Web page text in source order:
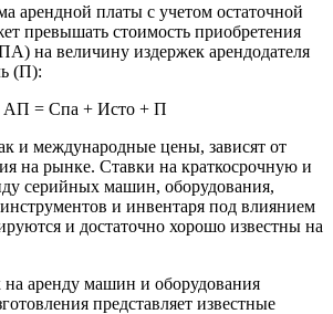
арендной платы с учетом остаточной
превышать стоимость приобретения
на величину издержек арендодателя
(П):
АП = Спа + Исто + П
и международные цены, зависят от
на рынке. Ставки на краткосрочную и
серийных машин, оборудования,
и инвентаря под влиянием
и достаточно хорошо известны на
на аренду машин и оборудования
представляет известные